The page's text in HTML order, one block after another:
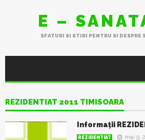
E –
SFATURI SI STIRI PENTRU SI DESPRE
REZIDENTIAT 2011 TIMISOARA
Informații
REZIDENTIAT mai 9,